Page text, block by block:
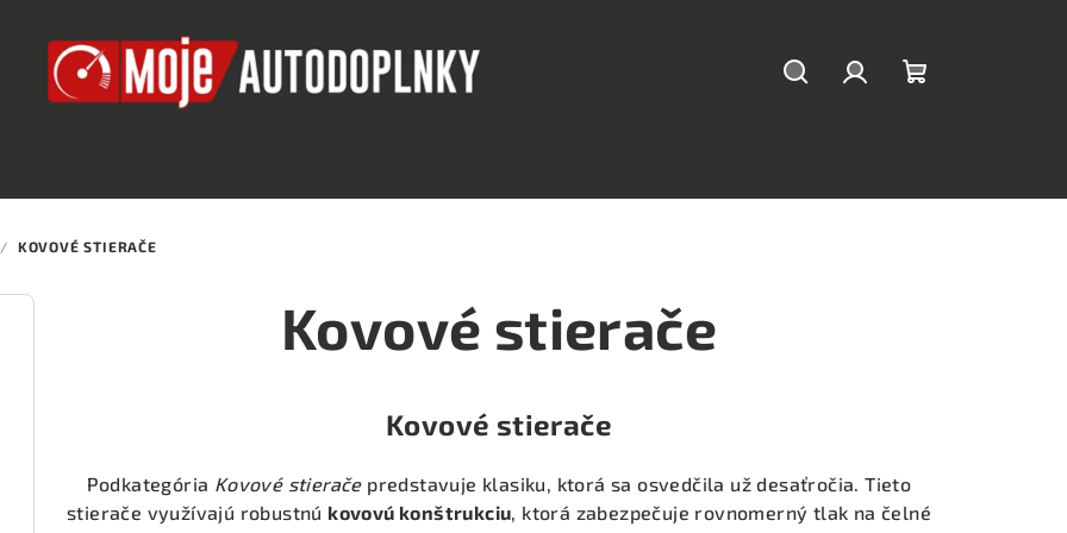
/ KOVOVÉ STIERAČE
Kovové stierače
Kovové stierače
Podkategória Kovové stieračepredstavuje klasiku, ktorá sa osvedčila už desaťročia. Tieto
stierače využívajú robustnú kovovú konštrukciu, ktorá zabezpečuje rovnomerný tlak na čelné